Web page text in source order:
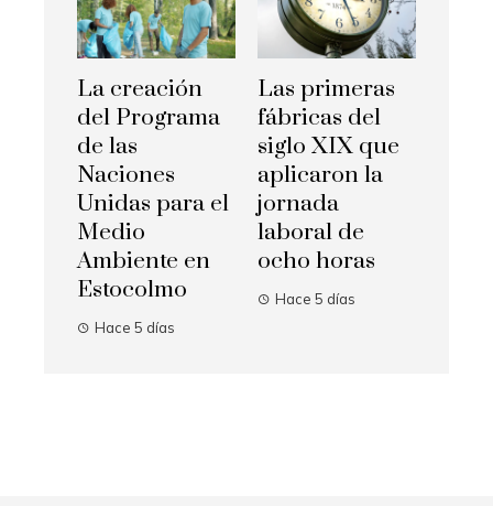
La creación
del Programa
de las
Naciones
Unidas para el
Medio
Ambiente en
Estocolmo
Hace 5 días
Las primeras
fábricas del
siglo XIX que
aplicaron la
jornada
laboral de
ocho horas
Hace 5 días